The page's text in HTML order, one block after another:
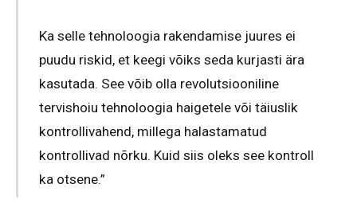
Ka selle tehnoloogia rakendamise juures ei
puudu riskid, et keegi võiks seda kurjasti ära
kasutada. See võib olla revolutsiooniline
tervishoiu tehnoloogia haigetele või täiuslik
kontrollivahend, millega halastamatud
kontrollivad nõrku. Kuid siis oleks see kontroll
ka otsene.”